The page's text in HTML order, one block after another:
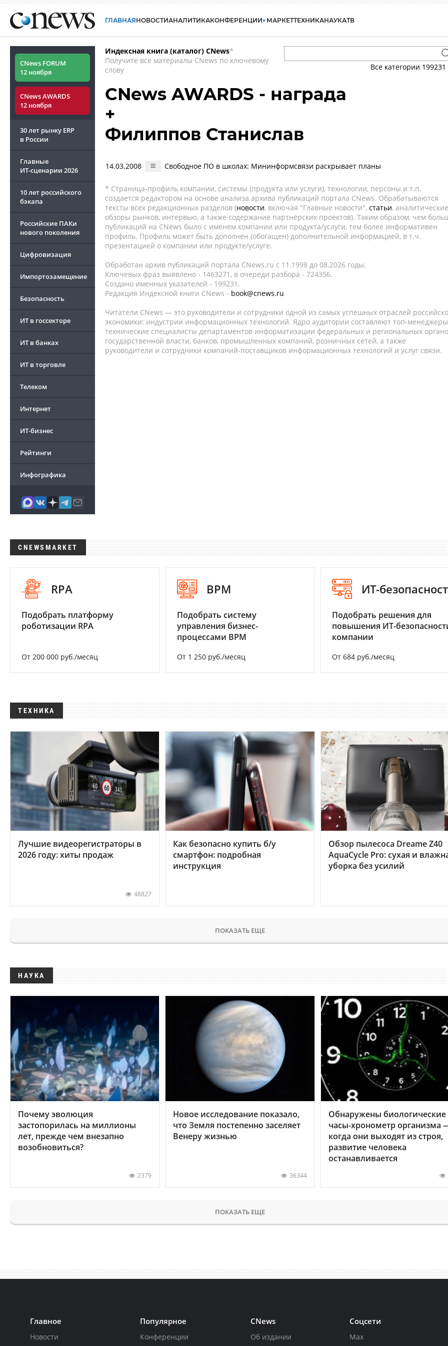
ГЛАВНАЯНОВОСТИАНАЛИТИКАКОНФЕРЕНЦИИ МАРКЕТТЕХНИКАНАУКАТВ
CNews FORUM
12 ноября
CNews AWARDS
12 ноября
30 лет рынку ERP
в России
Главные
ИТ-сценарии 2026
10 лет российского
бэкапа
Российские ПАКи
нового поколения
Цифровизация
Импортозамещение
Безопасность
ИТ в госсекторе
ИТ в банках
ИТ в торговле
Телеком
Интернет
ИТ-бизнес
Рейтинги
Инфографика
Индексная книга (каталог) CNews*
Получите все материалы CNews по ключевому
слову
Все категории 199231
CNews AWARDS - награда
+
Филиппов Станислав
14.03.2008 Свободное ПО в школах: Мининформсвязи раскрывает планы
* Страница-профиль компании, системы (продукта или услуги), технологии, персоны и т.п.
создается редактором на основе анализа архива публикаций портала CNews. Обрабатываются
тексты всех редакционных разделов (новости, включая "Главные новости", статьи, аналитические
обзоры рынков, интервью, а также содержание партнёрских проектов). Таким образом, чем
публикаций на CNews было с именем компании или продукта/услуги, тем более информативен
профиль. Профиль может быть дополнен (обогащен) дополнительной информацией, в т.ч.
презентацией о компании или продукте/услуге.
Обработан архив публикаций портала CNews.ru c 11.1998 до 08.2026 годы.
Ключевых фраз выявлено - 1463271, в очереди разбора - 724356.
Создано именных указателей - 199231.
Редакция Индексной книги CNews - book@cnews.ru
Читатели CNews — это руководители и сотрудники одной из самых успешных отраслей
экономики: индустрии информационных технологий. Ядро аудитории составляют топ-
технические специалисты департаментов информатизации федеральных и региональных
государственной власти, банков, промышленных компаний, розничных сетей, а также
руководители и сотрудники компаний-поставщиков информационных технологий и услуг связи.
CNEWSMARKET
RPA
Подобрать платформу
роботизации RPA
От 200 000 руб./месяц
BPM
Подобрать систему
управления бизнес-
процессами BPM
От 1 250 руб./месяц
ИТ-
Подобрать решения для
повышения ИТ-
компании
От 684 руб./месяц
ТЕХНИКА
Лучшие видеорегистраторы в
2026 году: хиты продаж
48827
Как безопасно купить б/у
смартфон: подробная
инструкция
Обзор пылесоса Dreame Z40
AquaCycle Pro: сухая и
уборка без усилий
ПОКАЗАТЬ ЕЩЕ
НАУКА
Почему эволюция
застопорилась на миллионы
лет, прежде чем внезапно
возобновиться?
2379
Новое исследование показало,
что Земля постепенно заселяет
Венеру жизнью
36344
Обнаружены биологические
часы-хронометр организма
когда они выходят из строя,
развитие человека
останавливается
ПОКАЗАТЬ ЕЩЕ
Главное
Новости
Популярное
Конференции
CNews
Об издании
Соцсети
Max